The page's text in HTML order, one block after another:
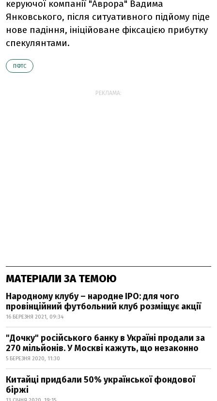
керуючої компанії "Аврора" Вадима
Янковського, після ситуативного підйому піде
нове падіння, ініційоване фіксацією прибутку
спекулянтами.
ПФТС
РЕКЛАМА:
МАТЕРІАЛИ ЗА ТЕМОЮ
Народному клубу – народне IPO: для чого
провінційний футбольний клуб розміщує акції
16 БЕРЕЗНЯ 2021, 09:34
"Дочку" російського банку в Україні продали за
270 мільйонів. У Москві кажуть, що незаконно
5 БЕРЕЗНЯ 2020, 11:30
Китайці придбали 50% української фондової
біржі